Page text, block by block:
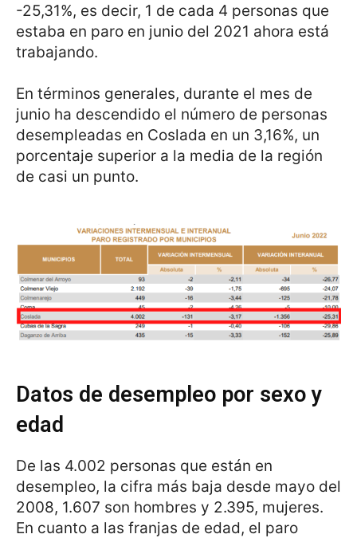
-25,31%, es decir, 1 de cada 4 personas que
estaba en paro en junio del 2021 ahora está
trabajando.
En términos generales, durante el mes de
junio ha descendido el número de personas
desempleadas en Coslada en un 3,16%, un
porcentaje superior a la media de la región
de casi un punto.
Datos de desempleo por sexo y
edad
De las 4.002 personas que están en
desempleo, la cifra más baja desde mayo del
2008, 1.607 son hombres y 2.395, mujeres.
En cuanto a las franjas de edad, el paro